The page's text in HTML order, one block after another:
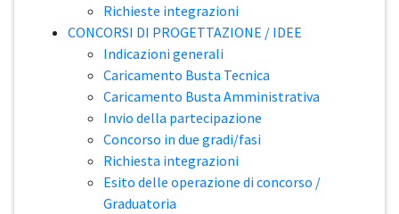
Richieste integrazioni
CONCORSI DI PROGETTAZIONE / IDEE
Indicazioni generali
Caricamento Busta Tecnica
Caricamento Busta Amministrativa
Invio della partecipazione
Concorso in due gradi/fasi
Richiesta integrazioni
Esito delle operazione di concorso /
Graduatoria